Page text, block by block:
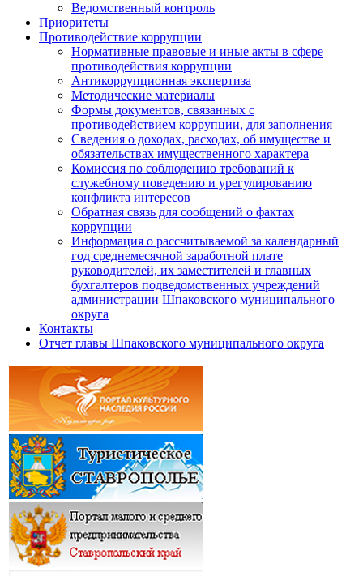
Ведомственный контроль
Приоритеты
Противодействие коррупции
Нормативные правовые и иные акты в сфере
противодействия коррупции
Антикоррупционная экспертиза
Методические материалы
Формы документов, связанных с
противодействием коррупции, для заполнения
Сведения о доходах, расходах, об имуществе и
обязательствах имущественного характера
Комиссия по соблюдению требований к
служебному поведению и урегулированию
конфликта интересов
Обратная связь для сообщений о фактах
коррупции
Информация о рассчитываемой за календарный
год среднемесячной заработной плате
руководителей, их заместителей и главных
бухгалтеров подведомственных учреждений
администрации Шпаковского муниципального
округа
Контакты
Отчет главы Шпаковского муниципального округа